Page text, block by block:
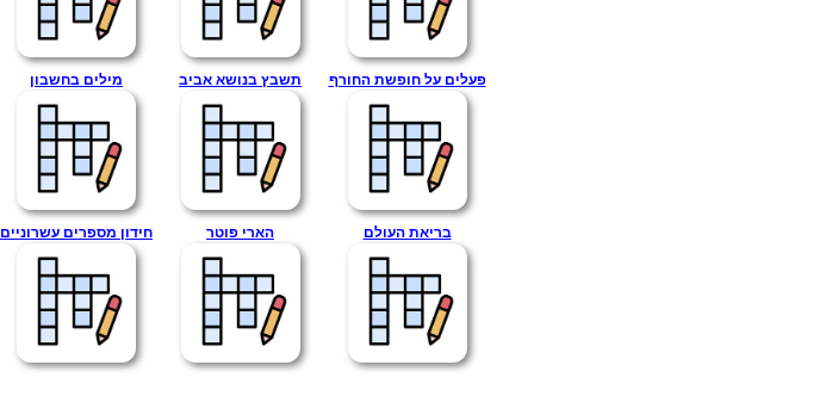
פעלים על חופשת החורף תשבץ בנושא אביב מילים בחשבון
בריאת העולם הארי פוטר חידון מספרים עשרוניים